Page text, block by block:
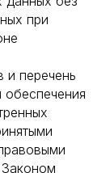
при
и перечень